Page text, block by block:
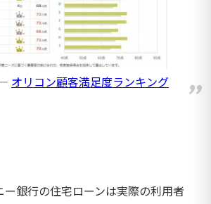
オリコン顧客満足度ランキング
ー銀行の住宅ローンは実際の利用者